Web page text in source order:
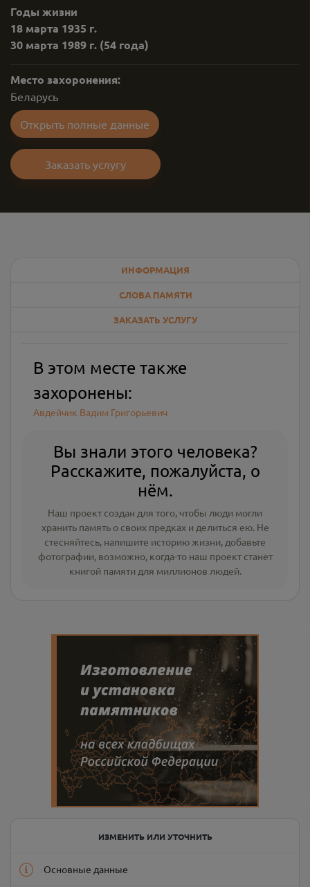
Годы жизни
18 марта 1935 г.
30 марта 1989 г. (54 года)
Место захоронения:
Беларусь
Открыть полные данные
Заказать услугу
ИНФОРМАЦИЯ
СЛОВА ПАМЯТИ
ЗАКАЗАТЬ УСЛУГУ
В этом месте также
захоронены:
Авдейчик Вадим Григорьевич
Вы знали этого человека?
Расскажите, пожалуйста, о
нём.
Наш проект создан для того, чтобы люди могли
хранить память о своих предках и делиться ею. Не
стесняйтесь, напишите историю жизни, добавьте
фотографии, возможно, когда-то наш проект станет
книгой памяти для миллионов людей.
ИЗМЕНИТЬ ИЛИ УТОЧНИТЬ
Основные данные